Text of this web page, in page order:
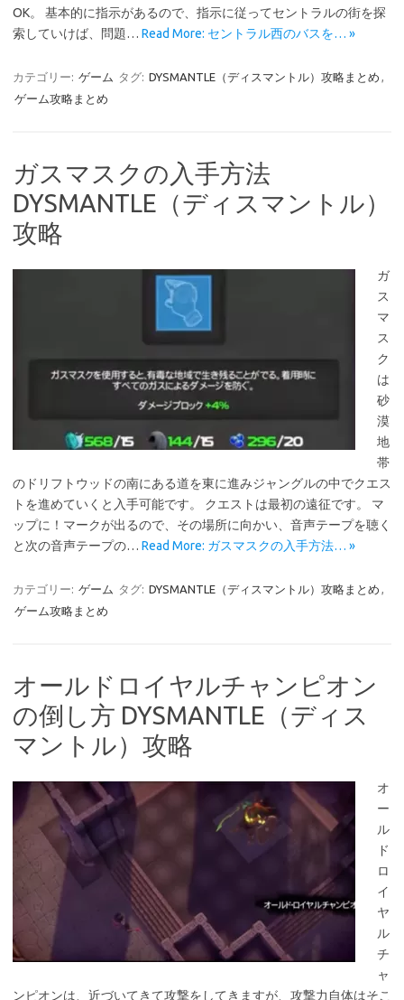
OK。 基本的に指示があるので、指示に従ってセントラルの街を探
索していけば、問題… Read More: セントラル西のバスを… »
カテゴリー: ゲーム タグ: DYSMANTLE（ディスマントル）攻略まとめ ,
ゲーム攻略まとめ
ガスマスクの入手方法
DYSMANTLE（ディスマントル）
攻略
ガ
ス
マ
ス
ク
は
砂
漠
地
帯
のドリフトウッドの南にある道を東に進みジャングルの中でクエス
トを進めていくと入手可能です。 クエストは最初の遠征です。 マ
ップに！マークが出るので、その場所に向かい、音声テープを聴く
と次の音声テープの… Read More: ガスマスクの入手方法… »
カテゴリー: ゲーム タグ: DYSMANTLE（ディスマントル）攻略まとめ ,
ゲーム攻略まとめ
オールドロイヤルチャンピオン
の倒し方 DYSMANTLE（ディス
マントル）攻略
オ
ー
ル
ド
ロ
イ
ヤ
ル
チ
ャ
ンピオンは、近づいてきて攻撃をしてきますが、攻撃力自体はそこ